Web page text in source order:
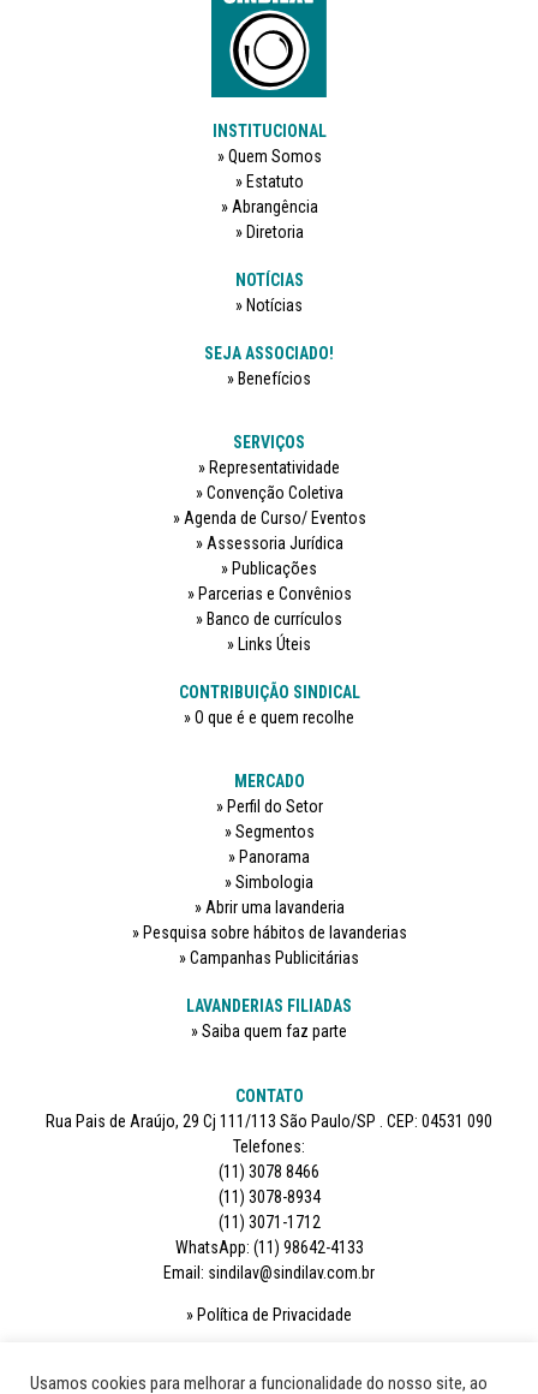
INSTITUCIONAL
Quem Somos
Estatuto
Abrangência
Diretoria
NOTÍCIAS
Notícias
SEJA ASSOCIADO!
Benefícios
SERVIÇOS
Representatividade
Convenção Coletiva
Agenda de Curso/ Eventos
Assessoria Jurídica
Publicações
Parcerias e Convênios
Banco de currículos
Links Úteis
CONTRIBUIÇÃO SINDICAL
O que é e quem recolhe
MERCADO
Perfil do Setor
Segmentos
Panorama
Simbologia
Abrir uma lavanderia
Pesquisa sobre hábitos de lavanderias
Campanhas Publicitárias
LAVANDERIAS FILIADAS
Saiba quem faz parte
CONTATO
Rua Pais de Araújo, 29 Cj 111/113 São Paulo/SP . CEP: 04531 090
Telefones:
(11) 3078 8466
(11) 3078-8934
(11) 3071-1712
WhatsApp: (11) 98642-4133
Email: sindilav@sindilav.com.br
Política de Privacidade
Usamos cookies para melhorar a funcionalidade do nosso site, ao